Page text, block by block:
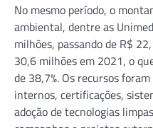
No mesmo período, o
ambiental, dentre as
milhões, passando de R$
30,6 milhões em 2021, o
de 38,7%. Os recursos
internos, certificações,
adoção de tecnologias